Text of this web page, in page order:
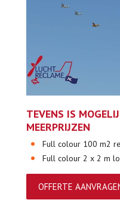
TEVENS IS
MEERPRIJZEN
Full colour 100 m2
Full colour 2 x 2 m
OFFERTE